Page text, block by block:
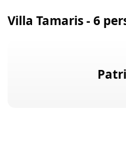
Villa Tamaris - 6